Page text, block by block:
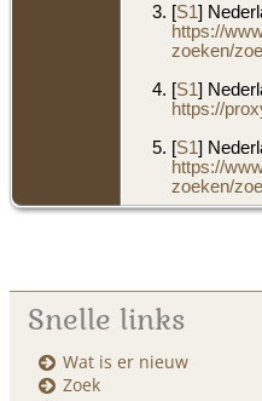
[S1 ]
https://
zoeken/
[S1 ]
https://
[S1 ]
https://
zoeken/
Snelle links
Wat is er nieuw
Zoek